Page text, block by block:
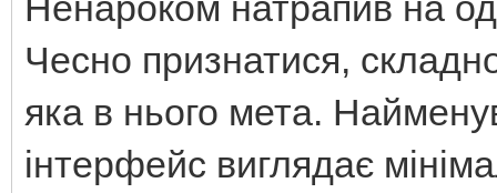
Чесно признатися,
яка в нього мета.
інтерфейс виглядає